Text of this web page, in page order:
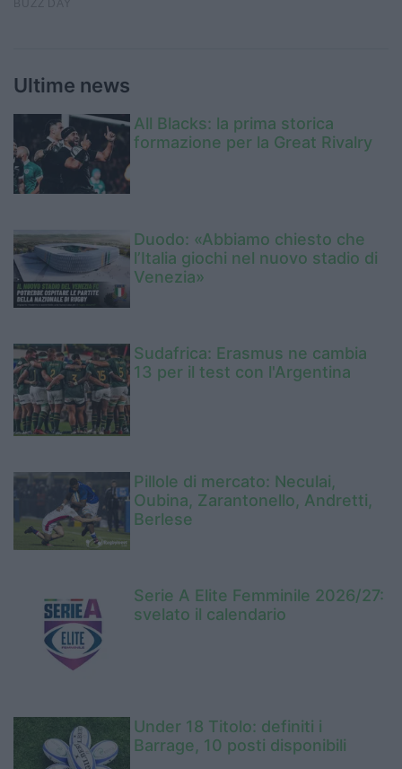
Ultime news
All Blacks: la prima storica
formazione per la Great Rivalry
Duodo: «Abbiamo chiesto che
l’Italia giochi nel nuovo stadio di
Venezia»
Sudafrica: Erasmus ne cambia
13 per il test con l'Argentina
Pillole di mercato: Neculai,
Oubina, Zarantonello, Andretti,
Berlese
Serie A Elite Femminile 2026/27:
svelato il calendario
Under 18 Titolo: definiti i
Barrage, 10 posti disponibili